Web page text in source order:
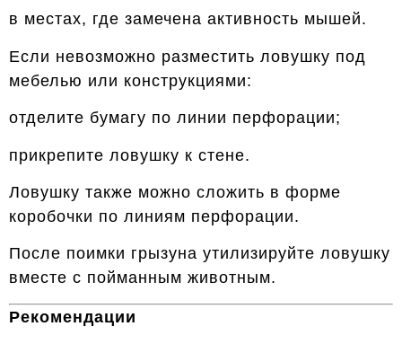
в местах, где замечена активность мышей.
Если невозможно разместить ловушку под
мебелью или конструкциями:
отделите бумагу по линии перфорации;
прикрепите ловушку к стене.
Ловушку также можно сложить в форме
коробочки по линиям перфорации.
После поимки грызуна утилизируйте ловушку
вместе с пойманным животным.
Рекомендации